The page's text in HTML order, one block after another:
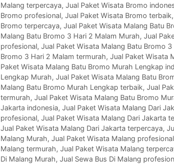
Malang terpercaya, Jual Paket Wisata Bromo
Bromo profesional, Jual Paket Wisata Bromo terbaik,
Bromo terpercaya, Jual Paket Wisata Malang Batu
Malang Batu Bromo 3 Hari 2 Malam Murah, Jual
profesional, Jual Paket Wisata Malang Batu Bromo
Bromo 3 Hari 2 Malam termurah, Jual Paket Wisata
Paket Wisata Malang Batu Bromo Murah Lengkap
Lengkap Murah, Jual Paket Wisata Malang Batu
Malang Batu Bromo Murah Lengkap terbaik, Jual
termurah, Jual Paket Wisata Malang Batu Bromo
Jakarta indonesia, Jual Paket Wisata Malang Dari
profesional, Jual Paket Wisata Malang Dari Jakarta
Jual Paket Wisata Malang Dari Jakarta terpercaya,
Malang Murah, Jual Paket Wisata Malang profesional
Malang termurah, Jual Paket Wisata Malang
Di Malang Murah, Jual Sewa Bus Di Malang